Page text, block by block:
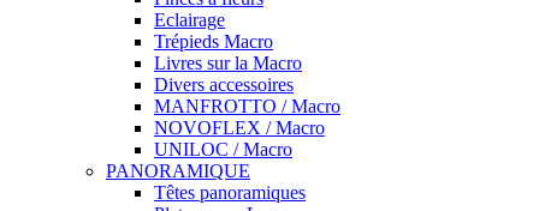
Eclairage
Trépieds Macro
Livres sur la Macro
Divers accessoires
MANFROTTO / Macro
NOVOFLEX / Macro
UNILOC / Macro
PANORAMIQUE
Têtes panoramiques